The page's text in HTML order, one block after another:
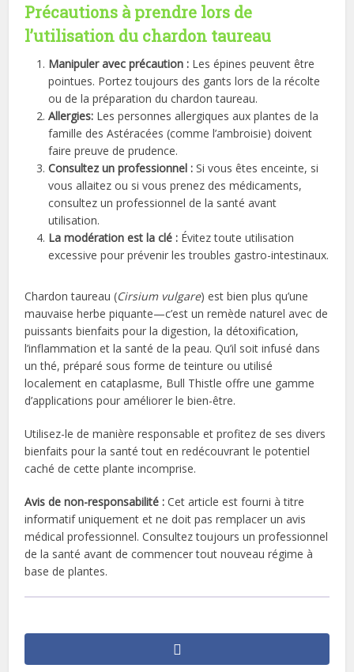
Précautions à prendre lors de
l’utilisation du chardon taureau
Manipuler avec précaution : Les épines peuvent être
pointues. Portez toujours des gants lors de la récolte
ou de la préparation du chardon taureau.
Allergies: Les personnes allergiques aux plantes de la
famille des Astéracées (comme l’ambroisie) doivent
faire preuve de prudence.
Consultez un professionnel : Si vous êtes enceinte, si
vous allaitez ou si vous prenez des médicaments,
consultez un professionnel de la santé avant
utilisation.
La modération est la clé : Évitez toute utilisation
excessive pour prévenir les troubles gastro-intestinaux.
Chardon taureau (Cirsium vulgare) est bien plus qu’une
mauvaise herbe piquante—c’est un remède naturel avec de
puissants bienfaits pour la digestion, la détoxification,
l’inflammation et la santé de la peau. Qu’il soit infusé dans
un thé, préparé sous forme de teinture ou utilisé
localement en cataplasme, Bull Thistle offre une gamme
d’applications pour améliorer le bien-être.
Utilisez-le de manière responsable et profitez de ses divers
bienfaits pour la santé tout en redécouvrant le potentiel
caché de cette plante incomprise.
Avis de non-responsabilité : Cet article est fourni à titre
informatif uniquement et ne doit pas remplacer un avis
médical professionnel. Consultez toujours un professionnel
de la santé avant de commencer tout nouveau régime à
base de plantes.